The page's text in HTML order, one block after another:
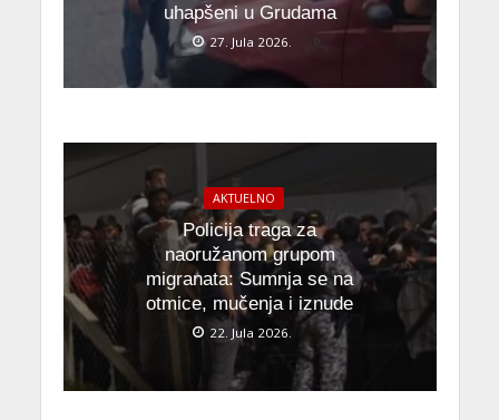
uhapšeni u Grudama
27. Jula 2026.
AKTUELNO
Policija traga za
naoružanom grupom
migranata: Sumnja se na
otmice, mučenja i iznude
22. Jula 2026.